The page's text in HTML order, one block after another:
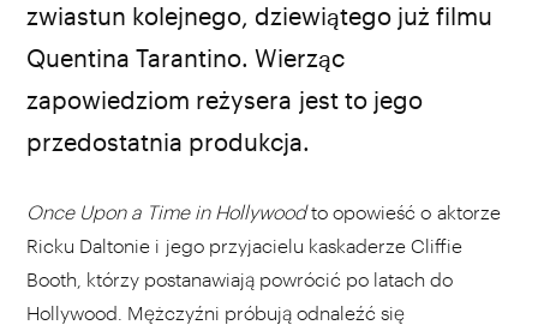
zwiastun kolejnego, dziewiątego już filmu
Quentina Tarantino. Wierząc
zapowiedziom reżysera jest to jego
przedostatnia produkcja.
Once Upon a Time in Hollywoodto opowieść o aktorze
Ricku Daltonie i jego przyjacielu kaskaderze Cliffie
Booth, którzy postanawiają powrócić po latach do
Hollywood. Mężczyźni próbują odnaleźć się